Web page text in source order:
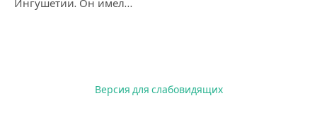
Ингушетии. Он имел…
Версия для слабовидящих